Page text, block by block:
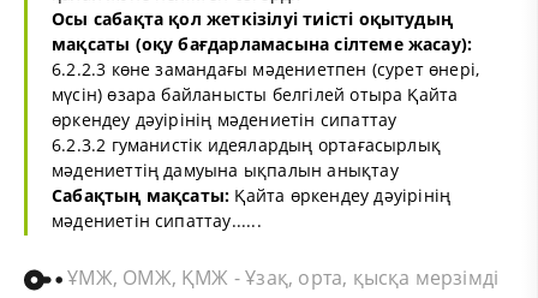
Осы сабақта қол жеткізілуі тиісті оқытудың
мақсаты (оқу бағдарламасына сілтеме жасау):
6.2.2.3 көне замандағы мәдениетпен (сурет өнері,
мүсін) өзара байланысты белгілей отыра Қайта
өркендеу дәуірінің мәдениетін сипаттау
6.2.3.2 гуманистік идеялардың ортағасырлық
мәдениеттің дамуына ықпалын анықтау
Сабақтың мақсаты: Қайта өркендеу дәуірінің
мәдениетін сипаттау......
ҰМЖ, ОМЖ, ҚМЖ - Ұзақ, орта, қысқа мерзімді